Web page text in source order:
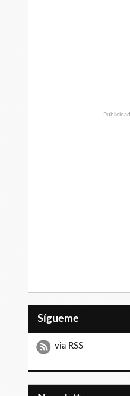
Publicidad
Sígueme
via RSS